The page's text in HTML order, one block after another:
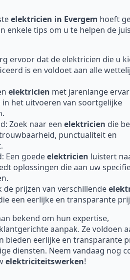
elektricien in Evergem hoeft
enkele tips om u te helpen de
ervoor dat de elektricien die u
is en voldoet aan alle
elektricien met jarenlange
in het uitvoeren van soortgelijke
Zoek naar een elektricien die
punctualiteit en
Een goedeelektricien luistert
oplossingen die aan uw
de prijzen van verschillende
een eerlijke en transparante
bekend om hun expertise,
aanpak. Ze voldoen
bieden eerlijke en transparante
diensten. Neem vandaag nog
elektriciteitswerken!